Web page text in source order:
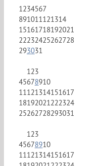
1234567
891011121314
15161718192021
22232425262728
293031
123
45678910
11121314151617
18192021222324
25262728293031
123
45678910
11121314151617